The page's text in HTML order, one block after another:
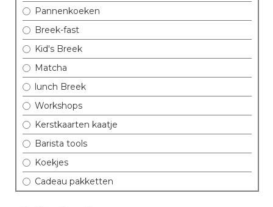
Pannenkoeken
Breek-fast
Kid's Breek
Matcha
lunch Breek
Workshops
Kerstkaarten kaatje
Barista tools
Koekjes
Cadeau pakketten